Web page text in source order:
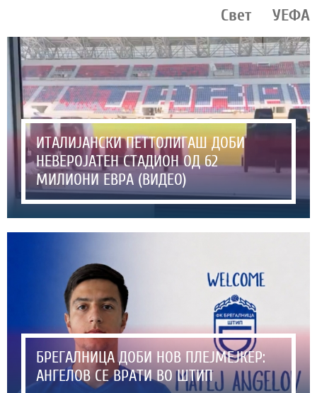
Свет
УЕФА
ИТАЛИЈАНСКИ ПЕТТОЛИГАШ ДОБИ
НЕВЕРОЈАТЕН СТАДИОН ОД 62
МИЛИОНИ ЕВРА (ВИДЕО)
БРЕГАЛНИЦА ДОБИ НОВ ПЛЕЈМЕЈКЕР:
АНГЕЛОВ СЕ ВРАТИ ВО ШТИП